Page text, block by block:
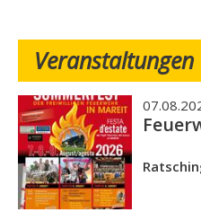
Veranstaltungen